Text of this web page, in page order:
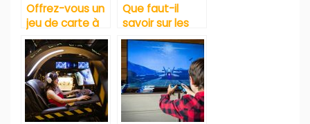
Offrez-vous un
jeu de carte à
collectionner :
exemple des
cartes
Pokémon
Que faut-il
savoir sur les
paris e-sportifs
en France ?